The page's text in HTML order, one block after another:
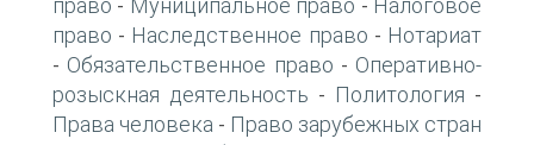
право - Муниципальное право - Налоговое
право - Наследственное право - Нотариат
- Обязательственное право - Оперативно-
розыскная деятельность - Политология -
Права человека - Право зарубежных стран